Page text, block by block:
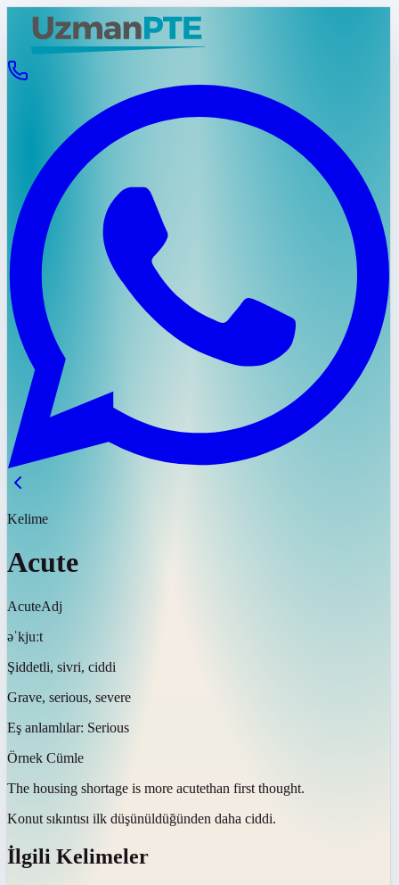
Kelime
Acute
AcuteAdj
əˈkjuːt
Şiddetli, sivri, ciddi
Grave, serious, severe
Eş anlamlılar: Serious
Örnek Cümle
The housing shortage is more acutethan first thought.
Konut sıkıntısı ilk düşünüldüğünden daha ciddi.
İlgili Kelimeler